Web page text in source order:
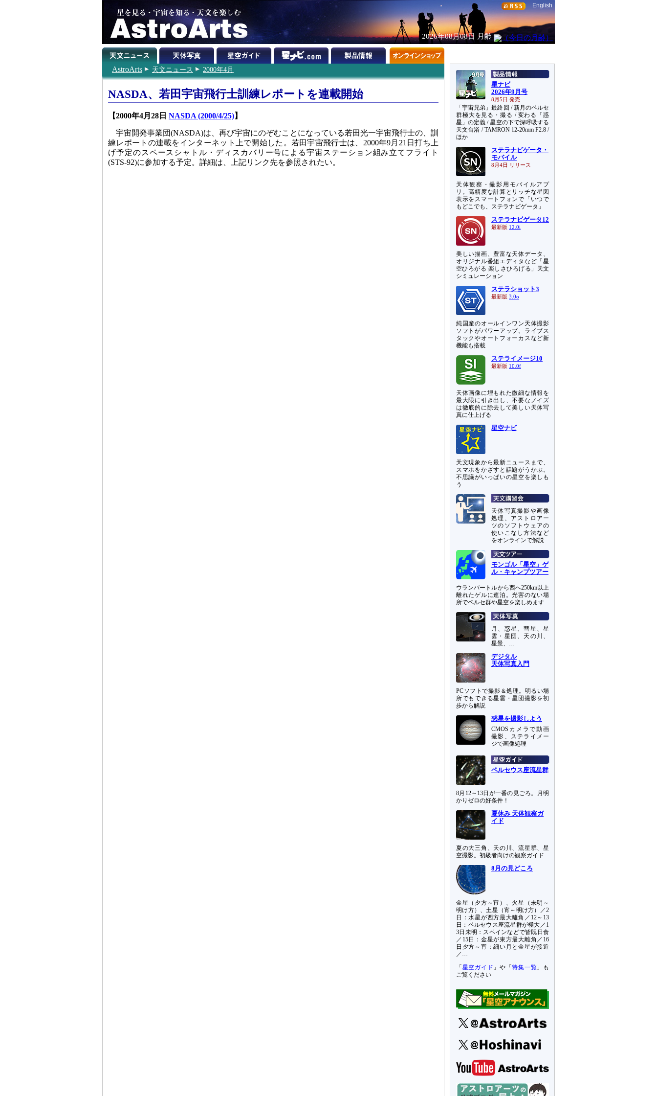
English
2026年08月08日 月齢
AstroArts 天文ニュース 2000年4月
NASDA、若田宇宙飛行士訓練レポートを連載開始
【2000年4月28日 NASDA (2000/4/25)】
宇宙開発事業団(NASDA)は、再び宇宙にのぞむことになっている若田光一宇宙飛行士の、訓
練レポートの連載をインターネット上で開始した。若田宇宙飛行士は、2000年9月21日打ち上
げ予定のスペースシャトル・ディスカバリー号による宇宙ステーション組み立てフライト
(STS-92)に参加する予定。詳細は、上記リンク先を参照されたい。
星ナビ
2026年9月号
8月5日 発売
「宇宙兄弟」最終回 / 新月のペルセ
群極大を見る・撮る / 変わる「惑
星」の定義 / 星空の下で深呼吸する
天文台浴 / TAMRON 12-20mm F2.8 /
ほか
ステラナビゲータ・
モバイル
8月4日 リリース
天体観察・撮影用モバイルアプ
リ。高精度な計算とリッチな星図
表示をスマートフォンで「いつで
もどこでも、ステラナビゲータ」
ステラナビゲータ12
最新版 12.0i
美しい描画、豊富な天体データ、
オリジナル番組エディタなど「星
空ひろがる 楽しさひろげる」天文
シミュレーション
ステラショット3
最新版 3.0o
純国産のオールインワン天体撮影
ソフトがパワーアップ。ライブス
タックやオートフォーカスなど新
機能も搭載
ステライメージ10
最新版 10.0f
天体画像に埋もれた微細な情報を
最大限に引き出し、不要なノイズ
は徹底的に除去して美しい天体写
真に仕上げる
星空ナビ
天文現象から最新ニュースまで、
スマホをかざすと話題がうかぶ。
不思議がいっぱいの星空を楽しも
う
天体写真撮影や画像
処理、アストロアー
ツのソフトウェアの
使いこなし方法など
をオンラインで解説
モンゴル「星空」ゲ
ル・キャンプツアー
ウランバートルから西へ250km以上
離れたゲルに連泊。光害のない場
所でペルセ群や星空を楽しめます
月、惑星、彗星、星
雲・星団、天の川、
星景、…
デジタル
天体写真入門
PCソフトで撮影＆処理。明るい場
所でもできる星雲・星団撮影を初
歩から解説
惑星を撮影しよう
CMOSカメラで動画
撮影、ステライメー
ジで画像処理
ペルセウス座流星群
8月12～13日が一番の見ごろ。月明
かりゼロの好条件！
夏休み 天体観察ガ
イド
夏の大三角、天の川、流星群、星
空撮影。初級者向けの観察ガイド
8月の見どころ
金星（夕方～宵）、火星（未明～
明け方）、土星（宵～明け方）／2
日：水星が西方最大離角／12～13
日：ペルセウス座流星群が極大／1
3日未明：スペインなどで皆既日食
／15日：金星が東方最大離角／16
日夕方～宵：細い月と金星が接近
／…
「 星空ガイド 」や「特集一覧 」も
ご覧ください